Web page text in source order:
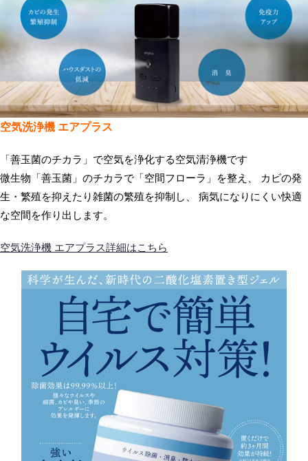
空気洗浄機 エアプラス
「善玉菌のチカラ」で空気を浄化する空気清浄機です
微生物「善玉菌」のチカラで「空間フローラ」を整え、 カビの発
生・繁殖を抑えたり雑菌の繁殖を抑制し、 病気になりにくい快適
な空間を作り出します。
空気洗浄機 エアプラス詳細はこちら